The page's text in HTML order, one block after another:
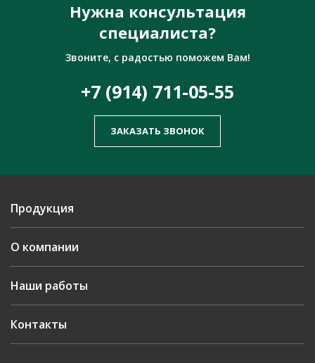
Нужна консультация
специалиста?
Звоните, с радостью поможем Вам!
+7 (914) 711-05-55
ЗАКАЗАТЬ ЗВОНОК
Продукция
О компании
Наши работы
Контакты